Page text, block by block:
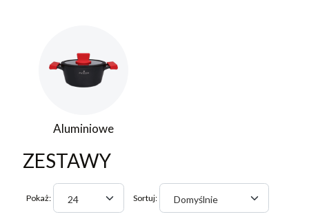
Aluminiowe
ZESTAWY
Pokaż: 24 Sortuj: Domyślnie